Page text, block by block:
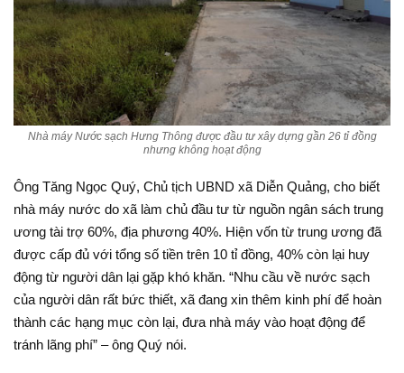
Nhà máy Nước sạch Hưng Thông được đầu tư xây dựng gần 26 tỉ đồng
nhưng không hoạt động
Ông Tăng Ngọc Quý, Chủ tịch UBND xã Diễn Quảng, cho biết
nhà máy nước do xã làm chủ đầu tư từ nguồn ngân sách trung
ương tài trợ 60%, địa phương 40%. Hiện vốn từ trung ương đã
được cấp đủ với tổng số tiền trên 10 tỉ đồng, 40% còn lại huy
động từ người dân lại gặp khó khăn. “Nhu cầu về nước sạch
của người dân rất bức thiết, xã đang xin thêm kinh phí để hoàn
thành các hạng mục còn lại, đưa nhà máy vào hoạt động để
tránh lãng phí” – ông Quý nói.